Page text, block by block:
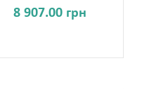
8 907.00 грн